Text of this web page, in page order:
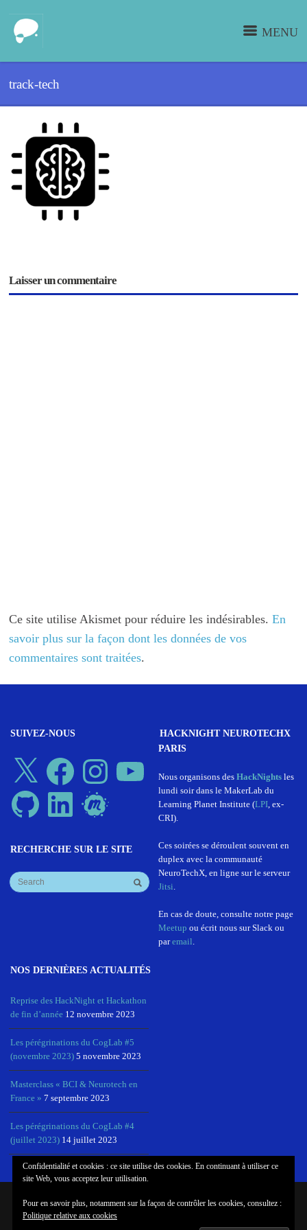
MENU
track-tech
Laisser un commentaire
Ce site utilise Akismet pour réduire les indésirables.En
savoir plus sur la façon dont les données de vos
commentaires sont traitées.
SUIVEZ-NOUS
X Facebook Instagram
GitHub LinkedIn Meetup
RECHERCHE SUR LE SITE
HACKNIGHT NEUROTECHX
PARIS
Nous organisons des HackNightsles
lundi soir dans le MakerLab du
Learning Planet Institute (LPI, ex-
CRI).
Ces soirées se déroulent souvent en
duplex avec la communauté
NeuroTechX, en ligne sur le serveur
Jitsi.
En cas de doute, consulte notre page
Meetup ou écrit nous sur Slack ou
paremail.
NOS DERNIÈRES ACTUALITÉS
Reprise des HackNight et Hackathon
de fin d’année 12 novembre 2023
Les pérégrinations du CogLab #5
(novembre 2023) 5 novembre 2023
Masterclass « BCI & Neurotech en
France » 7 septembre 2023
Les pérégrinations du CogLab #4
(juillet 2023) 14 juillet 2023
© COPYRIGHT COGLAB, NEUROTECHX PARIS
Confidentialité et cookies : ce site utilise des cookies. En continuant à utiliser ce
site Web, vous acceptez leur utilisation.
Pour en savoir plus, notamment sur la façon de contrôler les cookies, consultez :
Politique relative aux cookies